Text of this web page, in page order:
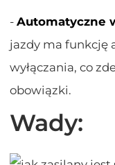
-Automatyczne
jazdy ma funkcję
wyłączania, co
obowiązki.
Wady: